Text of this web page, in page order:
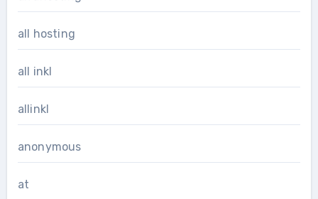
all hosting
all inkl
allinkl
anonymous
at